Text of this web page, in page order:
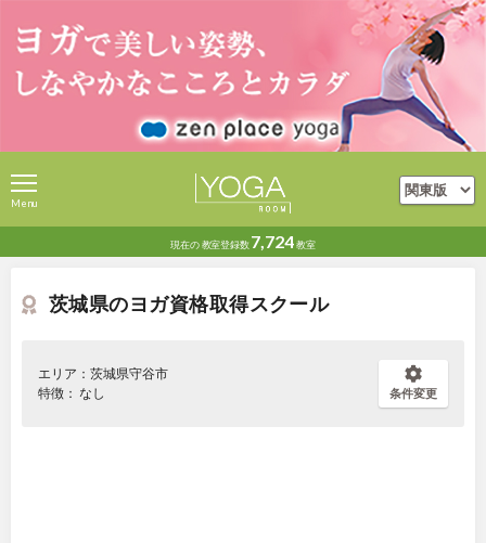
現在の教室登録数 7,724教室
Menu
茨城県のヨガ資格取得スクール
エリア：茨城県守谷市
特徴： なし
条件変更